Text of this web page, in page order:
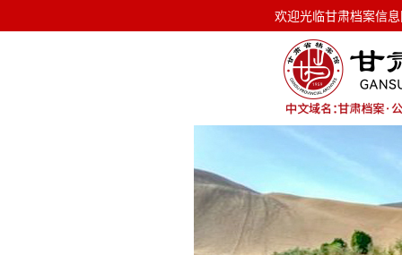
欢迎光临甘肃档案信